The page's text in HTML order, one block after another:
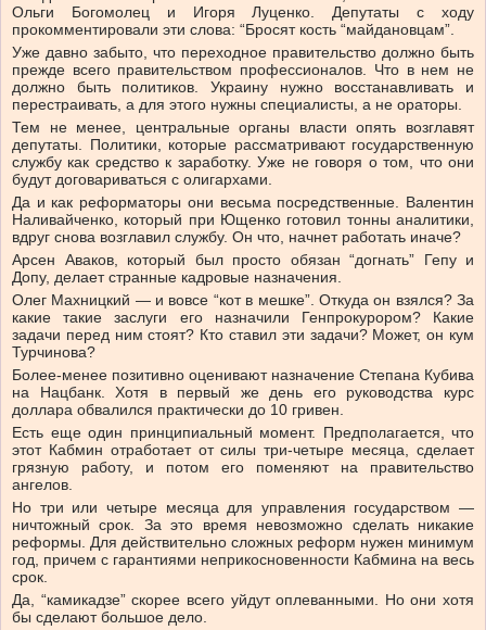
Ольги Богомолец и Игоря Луценко. Депутаты с ходу
прокомментировали эти слова: “Бросят кость “майдановцам”.
Уже давно забыто, что переходное правительство должно быть
прежде всего правительством профессионалов. Что в нем не
должно быть политиков. Украину нужно восстанавливать и
перестраивать, а для этого нужны специалисты, а не ораторы.
Тем не менее, центральные органы власти опять возглавят
депутаты. Политики, которые рассматривают государственную
службу как средство к заработку. Уже не говоря о том, что они
будут договариваться с олигархами.
Да и как реформаторы они весьма посредственные. Валентин
Наливайченко, который при Ющенко готовил тонны аналитики,
вдруг снова возглавил службу. Он что, начнет работать иначе?
Арсен Аваков, который был просто обязан “догнать” Гепу и
Допу, делает странные кадровые назначения.
Олег Махницкий — и вовсе “кот в мешке”. Откуда он взялся? За
какие такие заслуги его назначили Генпрокурором? Какие
задачи перед ним стоят? Кто ставил эти задачи? Может, он кум
Турчинова?
Более-менее позитивно оценивают назначение Степана Кубива
на Нацбанк. Хотя в первый же день его руководства курс
доллара обвалился практически до 10 гривен.
Есть еще один принципиальный момент. Предполагается, что
этот Кабмин отработает от силы три-четыре месяца, сделает
грязную работу, и потом его поменяют на правительство
ангелов.
Но три или четыре месяца для управления государством —
ничтожный срок. За это время невозможно сделать никакие
реформы. Для действительно сложных реформ нужен минимум
год, причем с гарантиями неприкосновенности Кабмина на весь
срок.
Да, “камикадзе” скорее всего уйдут оплеванными. Но они хотя
бы сделают большое дело.